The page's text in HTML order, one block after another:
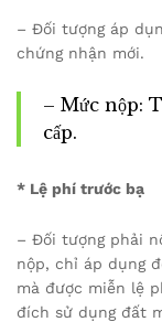
– Đối tượng áp
chứng nhận mới.
– Mức nộp:
cấp.
* Lệ phí trước bạ
– Đối tượng phải
nộp, chỉ áp dụng
mà được miễn lệ
đích sử dụng đất